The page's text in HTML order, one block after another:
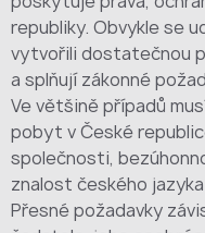
republiky. Obvykle se
vytvořili dostatečnou
a splňují zákonné
Ve většině případů
pobyt v České
společnosti,
znalost českého
Přesné požadavky